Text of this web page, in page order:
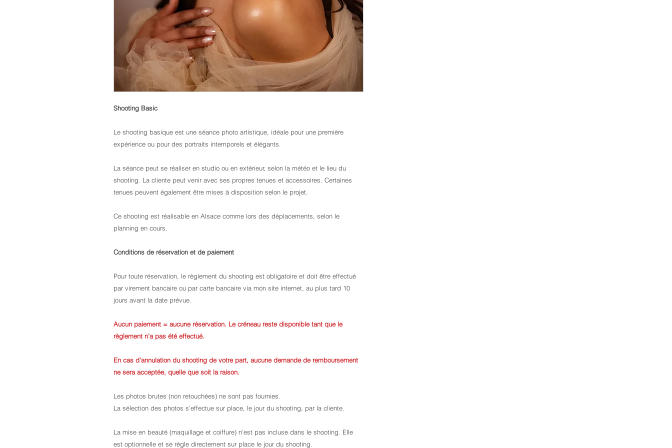
Shooting Basic
Le shooting basique est une séance photo artistique, idéale pour une première
expérience ou pour des portraits intemporels et élégants.
La séance peut se réaliser en studio ou en extérieur, selon la météo et le lieu du
shooting. La cliente peut venir avec ses propres tenues et accessoires. Certaines
tenues peuvent également être mises à disposition selon le projet.
Ce shooting est réalisable en Alsace comme lors des déplacements, selon le
planning en cours.
Conditions de réservation et de paiement
Pour toute réservation, le règlement du shooting est obligatoire et doit être effectué
par virement bancaire ou par carte bancaire via mon site internet, au plus tard 10
jours avant la date prévue.
Aucun paiement = aucune réservation. Le créneau reste disponible tant que le
règlement n’a pas été effectué.
En cas d’annulation du shooting de votre part, aucune demande de remboursement
ne sera acceptée, quelle que soit la raison.
Les photos brutes (non retouchées) ne sont pas fournies.
La sélection des photos s’effectue sur place, le jour du shooting, par la cliente.
La mise en beauté (maquillage et coiffure) n’est pas incluse dans le shooting. Elle
est optionnelle et se règle directement sur place le jour du shooting.